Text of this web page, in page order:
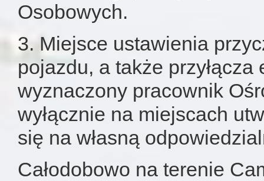
Osobowych.
3. Miejsce ustawienia
pojazdu, a także
wyznaczony pracownik
wyłącznie na miejscach
się na własną
Całodobowo na terenie